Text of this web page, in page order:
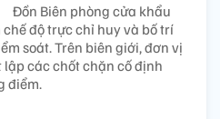
Đồn Biên phòng cửa khẩu
độ trực chỉ huy và bố trí
soát. Trên biên giới, đơn vị
các chốt chặn cố định
điểm.